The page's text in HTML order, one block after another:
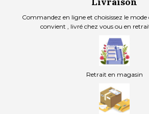
Commandez en ligne et choisissez le
convient , livré chez vous ou en
Retrait en magasin